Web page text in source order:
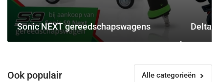
Sonic NEXT gereedschapswagens
Ook populair Alle categorieën